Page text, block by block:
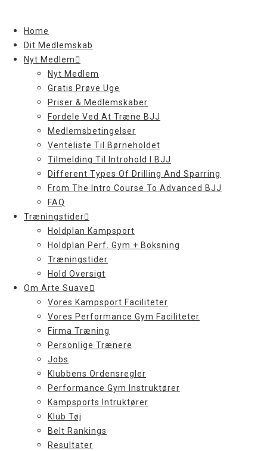
contentHome
Dit Medlemskab
Nyt Medlem
Nyt Medlem
Gratis Prøve Uge
Priser & Medlemskaber
Fordele Ved At Træne BJJ
Medlemsbetingelser
Venteliste Til Børneholdet
Tilmelding Til Introhold I BJJ
Different Types Of Drilling And Sparring
From The Intro Course To Advanced BJJ
FAQ
Træningstider
Holdplan Kampsport
Holdplan Perf. Gym + Boksning
Træningstider
Hold Oversigt
Om Arte Suave
Vores Kampsport Faciliteter
Vores Performance Gym Faciliteter
Firma Træning
Personlige Trænere
Jobs
Klubbens Ordensregler
Performance Gym Instruktører
Kampsports Intruktører
Klub Tøj
Belt Rankings
Resultater